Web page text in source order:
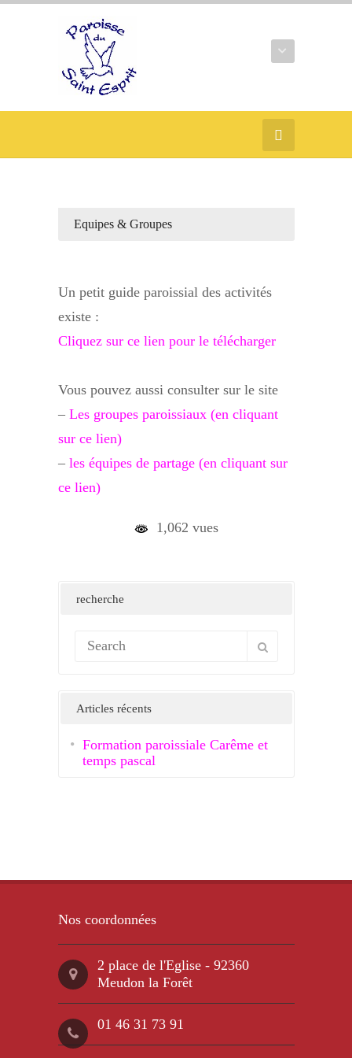
Equipes & Groupes
Un petit guide paroissial des activités
existe :
Cliquez sur ce lien pour le télécharger
Vous pouvez aussi consulter sur le site
–Les groupes paroissiaux (en cliquant
sur ce lien)
–les équipes de partage (en cliquant sur
ce lien)
1,062 vues
recherche
Articles récents
Formation paroissiale Carême et
temps pascal
Nos coordonnées
2 place de l'Eglise - 92360
Meudon la Forêt
01 46 31 73 91